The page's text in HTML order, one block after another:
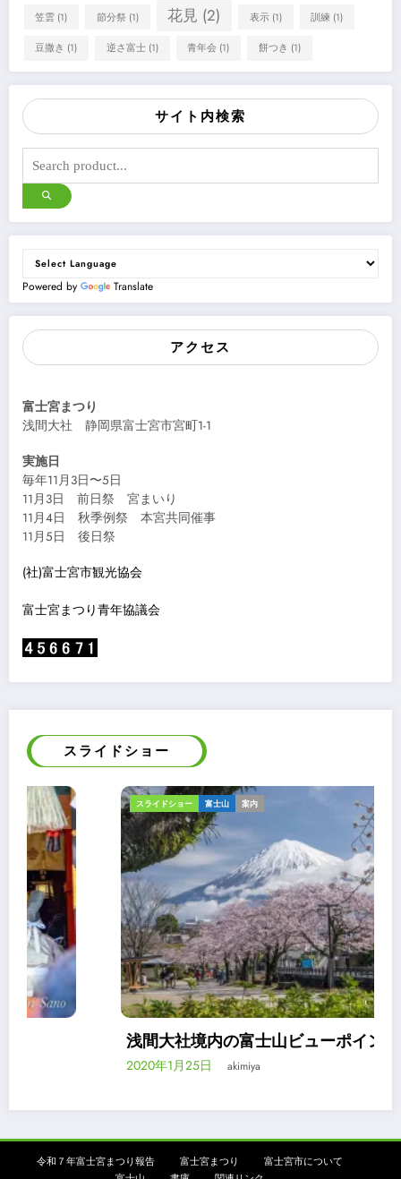
笠雲 (1) 節分祭(1) 花見 (2) 表示(1) 訓練 (1)
豆撒き (1) 逆さ富士(1) 青年会 (1) 餅つき (1)
サイト内検索
Powered by Translate
アクセス
富士宮まつり
浅間大社 静岡県富士宮市宮町1-1
実施日
毎年11月3日〜5日
11月3日 前日祭 宮まいり
11月4日 秋季例祭 本宮共同催事
11月5日 後日祭
(社)富士宮市観光協会
富士宮まつり青年協議会
スライドショー
スライドショー 富士山 案内
浅間大社境内の富士山ビューポイント
akimiya
令和７年富士宮まつり報告 富士宮まつり
富士宮市について